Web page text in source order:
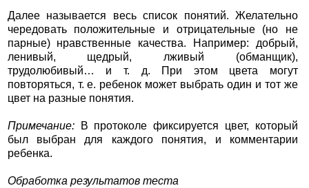
Далее называется весь список понятий. Желательно
чередовать положительные и отрицательные (но не
парные) нравственные качества. Например: добрый,
ленивый, щедрый, лживый (обманщик),
трудолюбивый… и т. д. При этом цвета могут
повторяться, т. е. ребенок может выбрать один и тот же
цвет на разные понятия.
Примечание:В протоколе фиксируется цвет, который
был выбран для каждого понятия, и комментарии
ребенка.
Обработка результатов теста